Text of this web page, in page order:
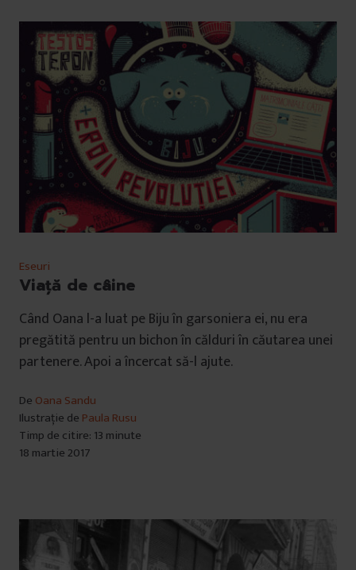
Eseuri
Viață de câine
Când Oana l-a luat pe Biju în garsoniera ei, nu era
pregătită pentru un bichon în călduri în căutarea unei
partenere. Apoi a încercat să-l ajute.
De Oana Sandu
Ilustrație de Paula Rusu
Timp de citire: 13 minute
18 martie 2017